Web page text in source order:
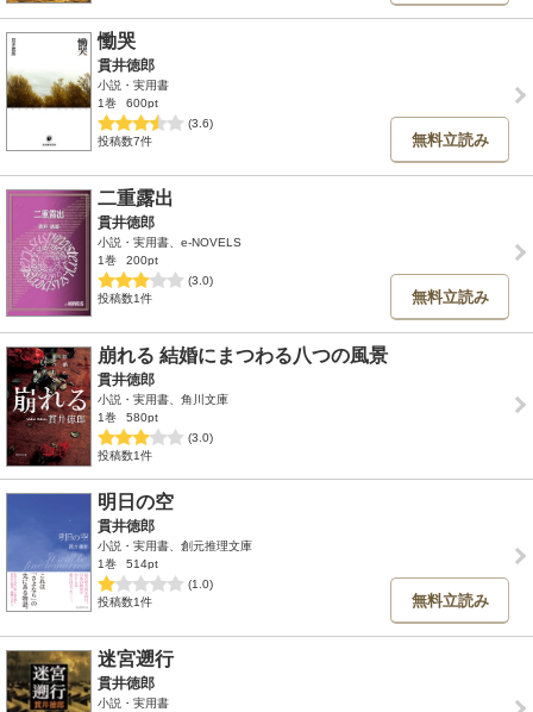
慟哭
貫井徳郎
小説・実用書
1巻
600pt
(3.6)
投稿数7件
無料立読み
二重露出
貫井徳郎
小説・実用書、e-NOVELS
1巻
200pt
(3.0)
投稿数1件
無料立読み
崩れる 結婚にまつわる八つの風景
貫井徳郎
小説・実用書、角川文庫
1巻
580pt
(3.0)
投稿数1件
明日の空
貫井徳郎
小説・実用書、創元推理文庫
1巻
514pt
(1.0)
投稿数1件
無料立読み
迷宮遡行
貫井徳郎
小説・実用書